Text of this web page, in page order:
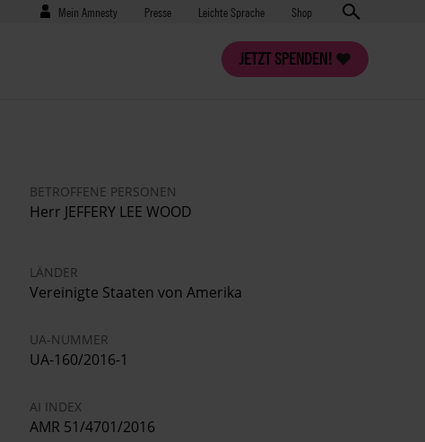
Benutzermenü
Mein Amnesty Presse
Presse Leichte Sprache Shop
JETZT SPENDEN!
BETROFFENE PERSONEN
Herr JEFFERY LEE WOOD
LÄNDER
Vereinigte Staaten von Amerika
UA-NUMMER
UA-160/2016-1
AI INDEX
AMR 51/4701/2016